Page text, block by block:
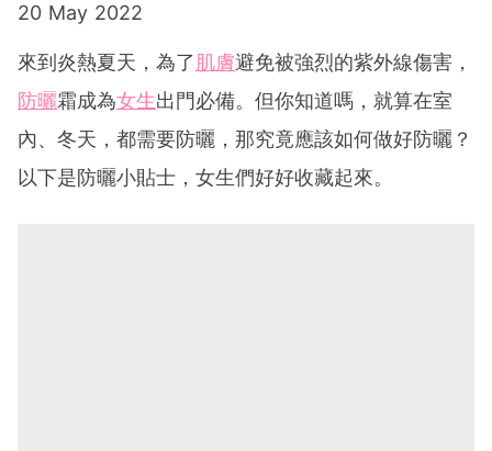
20 May 2022
來到炎熱夏天，為了肌膚避免被強烈的紫外線傷害，
防曬霜成為女生出門必備。但你知道嗎，就算在室
內、冬天，都需要防曬，那究竟應該如何做好防曬？
以下是防曬小貼士，女生們好好收藏起來。